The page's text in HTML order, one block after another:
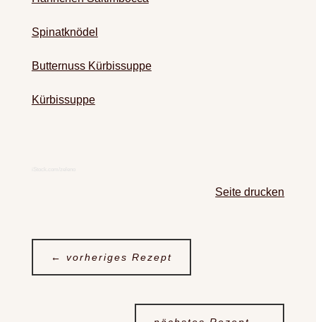
Spinatknödel
Butternuss Kürbissuppe
Kürbissuppe
Seite drucken
← vorheriges Rezept